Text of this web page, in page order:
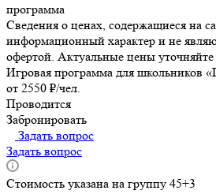
программа
Сведения о ценах, содержащиеся на
информационный характер и не
офертой. Актуальные цены
Игровая программа для школьников
от 2550 ₽/чел.
Проводится
Забронировать
Задать вопрос
Задать вопрос
Стоимость указана на группу 45+3